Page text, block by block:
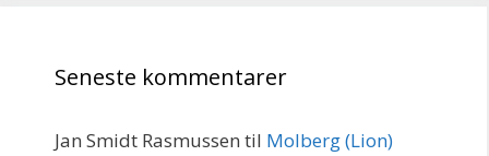
Seneste kommentarer
Jan Smidt Rasmussen til Molberg (Lion)